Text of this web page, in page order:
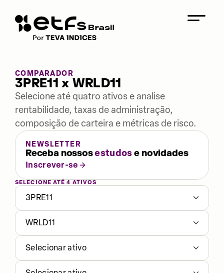
COMPARADOR
3PRE11 x WRLD11
Selecione até quatro ativos e analise
rentabilidade, taxas de administração,
composição de carteira e métricas de risco.
NEWSLETTER
Receba nossosestudose novidades
Inscrever-se
SELECIONE ATÉ 4 ATIVOS
3PRE11
WRLD11
Selecionar ativo